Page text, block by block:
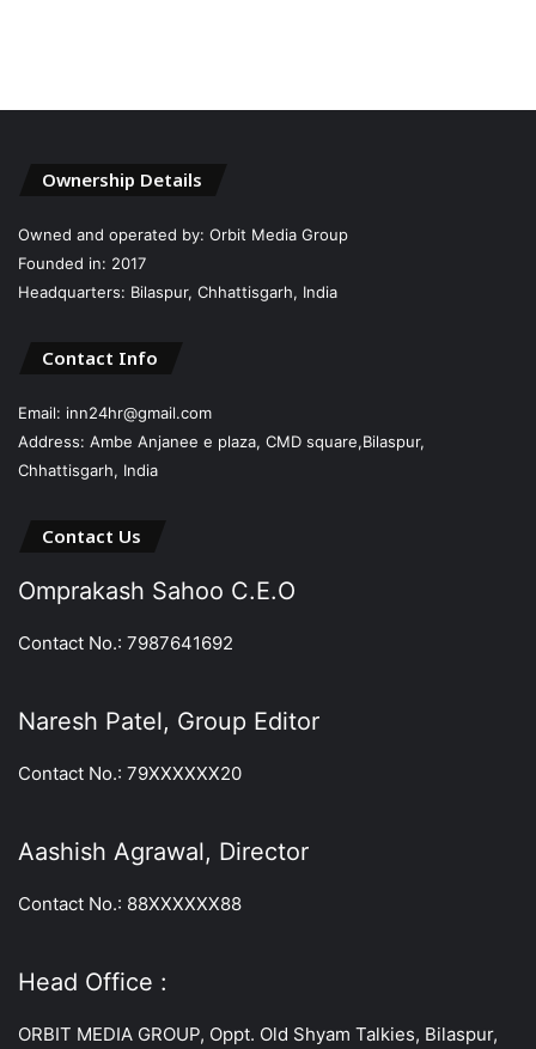
Ownership Details
Owned and operated by: Orbit Media Group
Founded in: 2017
Headquarters: Bilaspur, Chhattisgarh, India
Contact Info
Email: inn24hr@gmail.com
Address: Ambe Anjanee e plaza, CMD square,Bilaspur,
Chhattisgarh, India
Contact Us
Omprakash Sahoo C.E.O
Contact No.: 7987641692
Naresh Patel, Group Editor
Contact No.: 79XXXXXX20
Aashish Agrawal, Director
Contact No.: 88XXXXXX88
Head Office :
ORBIT MEDIA GROUP, Oppt. Old Shyam Talkies, Bilaspur,